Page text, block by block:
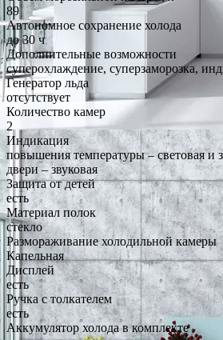
89
Автономное сохранение холода
до 30 ч
Дополнительные возможности
суперохлаждение, суперзаморозка,
Генератор льда
отсутствует
Количество камер
2
Индикация
повышения температуры – световая и
двери – звуковая
Защита от детей
есть
Материал полок
стекло
Размораживание холодильной камеры
Капельная
Дисплей
есть
Ручка с толкателем
есть
Аккумулятор холода в комплекте